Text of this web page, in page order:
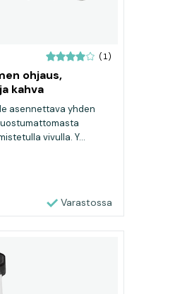
(1)
ohjaus,
kahva
asennettava yhden
vivulla. Y...
Varastossa